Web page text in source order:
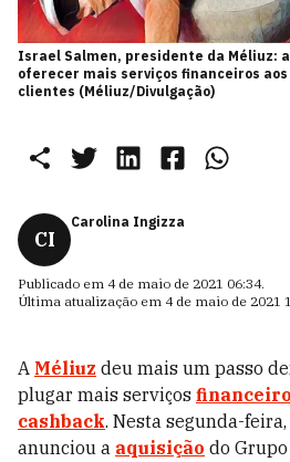
Israel Salmen, presidente da Méliuz:
oferecer mais serviços financeiros aos
clientes (Méliuz/Divulgação)
CI
Carolina Ingizza
Publicado em 4 de maio de 2021 06:34.
Última atualização em 4 de maio de 2021
A Méliuz deu mais um passo
plugar mais serviços
cashback. Nesta segunda-
anunciou a aquisição do Grupo